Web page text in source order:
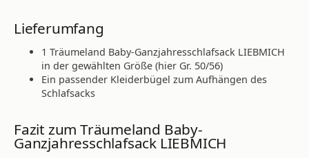
Lieferumfang
1 Träumeland Baby-Ganzjahresschlafsack LIEBMICH
in der gewählten Größe (hier Gr. 50/56)
Ein passender Kleiderbügel zum Aufhängen des
Schlafsacks
Fazit zum Träumeland Baby-
Ganzjahresschlafsack LIEBMICH